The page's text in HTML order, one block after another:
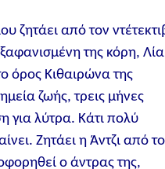
ζητάει από τον
της κόρη,
όρος Κιθαιρώνα της
ζωής, τρεις μήνες
για λύτρα. Κάτι πολύ
Ζητάει η Άντζι από
ο άντρας της,